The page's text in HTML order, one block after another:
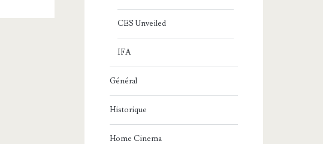
CES Unveiled
IFA
Général
Historique
Home Cinema